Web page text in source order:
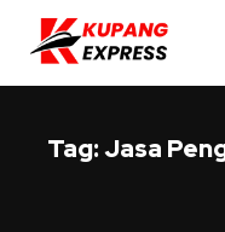
Tag:Jasa